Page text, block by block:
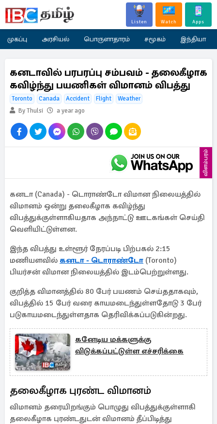
Listen Watch Apps
முகப்பு அரசியல் பொருளாதாரம் சமூகம் இந்தியா
கனடாவில் பரபரப்பு சம்பவம் - தலைகீழாக
கவிழ்ந்து பயணிகள் விமானம் விபத்து
Toronto Canada Accident Flight
Weather
By Thulsi
a year ago
விளம்பரம்
கனடா (Canada) - டொராண்டோ விமான நிலையத்தில்
விமானம் ஒன்று தலைகீழாக கவிழ்ந்து
விபத்துக்குள்ளாகியதாக அந்நாட்டு ஊடகங்கள் செய்தி
வெளியிட்டுள்ளன.
இந்த விபத்து உள்ளூர் நேரப்படி பிற்பகல் 2:15
மணியளவில் கனடா - டொராண்டோ (Toronto)
பியர்சன் விமான நிலையத்தில் இடம்பெற்றுள்ளது.
குறித்த விமானத்தில் 80 பேர் பயணம் செய்ததாகவும்,
விபத்தில் 15 பேர் வரை காயமடைந்துள்ளதோடு 3 பேர்
படுகாயமடைந்துள்ளதாக தெரிவிக்கப்படுகின்றது.
கனேடிய மக்களுக்கு
விடுக்கப்பட்டுள்ள எச்சரிக்கை
தலைகீழாக புரண்ட விமானம்
விமானம் தரையிறங்கும் பொழுது விபத்துக்குள்ளாகி
தலைகீழாக புரண்டதுடன் விமானம் தீப்பிடித்து